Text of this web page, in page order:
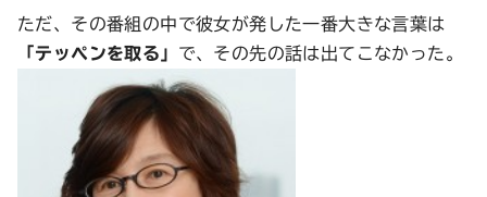
ただ、その番組の中で彼女が発した一番大きな言葉は
「テッペンを取る」 で、その先の話は出てこなかった。